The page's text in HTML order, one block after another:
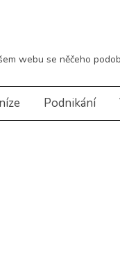
webu se něčeho
Podnikání